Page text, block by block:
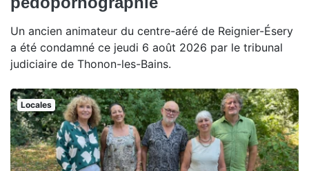
Un ancien animateur du centre-aéré de Reignier-Ésery
a été condamné ce jeudi 6 août 2026 par le tribunal
judiciaire de Thonon-les-Bains.
Locales